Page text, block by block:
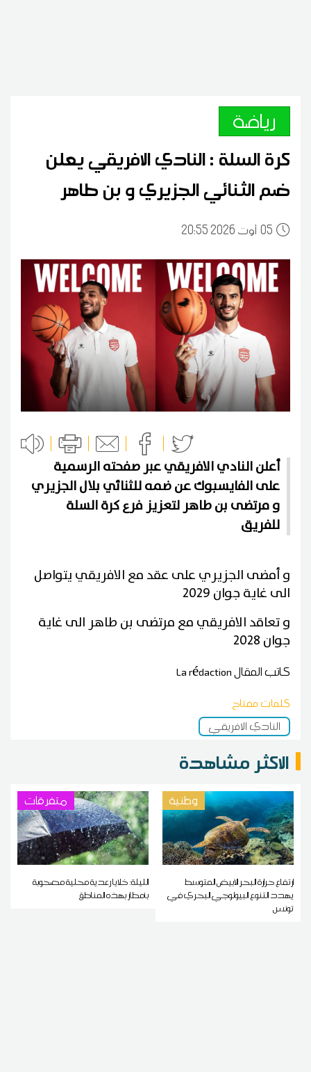
رياضة
كرة السلة : النادي الافريقي يعلن
ضم الثنائي الجزيري و بن طاهر
0520:55 2026 أوت
أعلن النادي الافريقي عبر صفحته الرسمية
على الفايسبوك عن ضمه للثنائي بلال الجزيري
و مرتضى بن طاهر لتعزيز فرع كرة السلة
للفريق
و أمضى الجزيري على عقد مع الافريقي يتواصل
الى غاية جوان 2029
و تعاقد الافريقي مع مرتضى بن طاهر الى غاية
جوان 2028
كاتب المقالLa rédaction
كلمات مفتاح
النادي الافريقي
الاكثر مشاهدة
وطنية
ارتفاع حرارة البحر الأبيض المتوسط
يهدد التنوع البيولوجي البحري في
تونس
متفرقات
الليلة: خلايا رعدية محلية مصحوبة
بأمطار بهذه المناطق